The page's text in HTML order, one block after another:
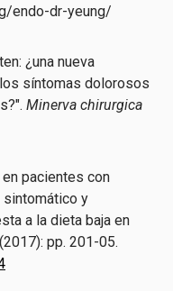
endo-dr-yeung/
¿una nueva
síntomas dolorosos
Minerva chirurgica
pacientes con
sintomático y
a la dieta baja en
pp. 201-05.